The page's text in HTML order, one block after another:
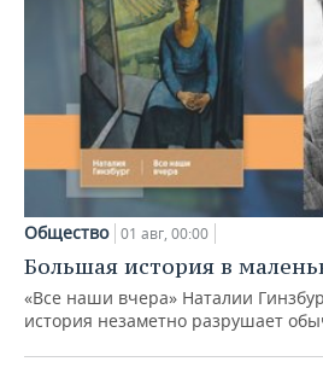
Общество 01 авг, 00:00
Большая история в
«Все наши вчера» Наталии
история незаметно разрушает